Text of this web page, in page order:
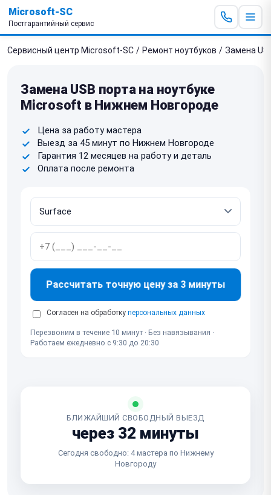
Microsoft-SC
Постгарантийный сервис
Сервисный центр Microsoft-SC / Ремонт ноутбуков / Замена
Замена USB порта на ноутбуке
Microsoft в Нижнем Новгороде
Цена за работу мастера
Выезд за 45 минут по Нижнем Новгороде
Гарантия 12 месяцев на работу и деталь
Оплата после ремонта
Рассчитать точную цену за 3 минуты
Согласен на обработку персональных данных
Перезвоним в течение 10 минут · Без навязывания ·
Работаем ежедневно с 9:30 до 20:30
БЛИЖАЙШИЙ СВОБОДНЫЙ ВЫЕЗД
через 32 минуты
Сегодня свободно: 4 мастера по Нижнему
Новгороду